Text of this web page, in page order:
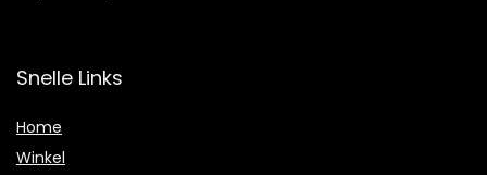
Snelle Links
Home
Winkel